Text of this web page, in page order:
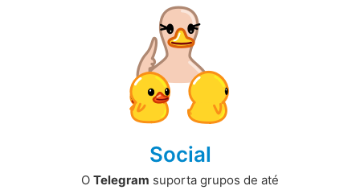
Social
O Telegram suporta grupos de até